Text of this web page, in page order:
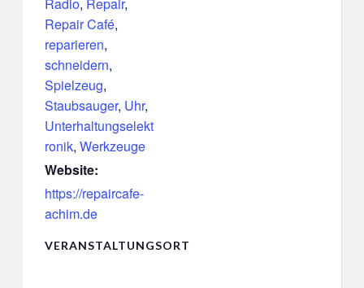
Repair Café,
reparieren,
schneidern,
Spielzeug,
Staubsauger, Uhr,
Unterhaltungselekt
ronik, Werkzeuge
Website:
https://repaircafe-
achim.de
VERANSTALTUNGSORT